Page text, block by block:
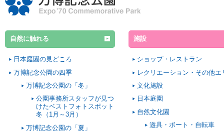
自然に触れる
日本庭園の見どころ
万博記念公園の四季
万博記念公園の「冬」
公園事務所スタッフが見つ
けたベストフォトスポット
冬（1月～3月）
万博記念公園の「夏」
施設
ショップ・レストラン
レクリエーション・その他エ
文化施設
日本庭園
自然文化園
遊具・ボート・自転車